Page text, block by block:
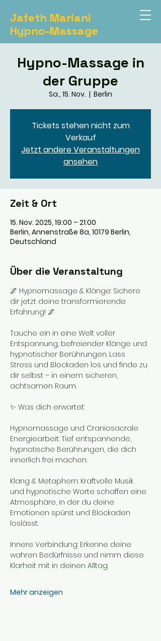
Jafeth Mariani
Hypno-Massage
Hypno-Massage in
der Gruppe
Sa., 15. Nov.
  |
Berlin
Tickets stehen nicht zum
Verkauf
Jetzt andere Veranstaltungen
ansehen
Zeit & Ort
15. Nov. 2025, 19:00 – 21:00
Berlin, Annenstraße 8a, 10179 Berlin,
Deutschland
Über die Veranstaltung
🌌 Hypnomassage & Klänge: Sichere
dir jetzt deine transformierende
Erfahrung! 🌌
Tauche ein in eine Welt voller
Entspannung, befreiender Klänge und
hypnotischer Berührungen. Lass
Stress und Blockaden los und finde zu
dir selbst – in einem sicheren,
achtsamen Raum.
✨ Was dich erwartet:
Hypnomassage und Craniosacrale
Energiearbeit: Tief entspannende,
hypnotische Berührungen, die dich
innerlich frei machen.
Klang & Metaphern: Kraftvolle Musik
und hypnotische Worte schaffen eine
Atmosphäre, in der du deine
Emotionen spürst und Blockaden
loslässt.
Innere Verbindung: Erkenne deine
wahren Bedürfnisse und nimm diese
Klarheit mit in deinen Alltag.
Mehr anzeigen